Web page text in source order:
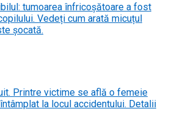
tumoarea înfricoșătoare a fost
Vedeți cum arată micuțul
șocată.
Printre victime se află o femeie
la locul accidentului. Detalii